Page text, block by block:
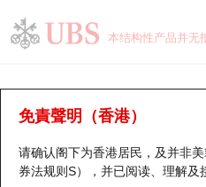
本结构性产品并无
免責聲明（香港）
请确认阁下为香港居民，及并非
券法规则S），并已阅读、理解及
正股分析仪
(0916) 龙源电力
瑞银认股证一览
新发行瑞银认股证
街货统计
比较
牛熊全景快搜
牛熊证搜寻
街货统计
比较
十大升幅/跌幅
十大认股证成交分布
正股分析仪
二十大活跃股份
持股比重
显示所有持股比重
每月轮证大市专题
轮证专栏